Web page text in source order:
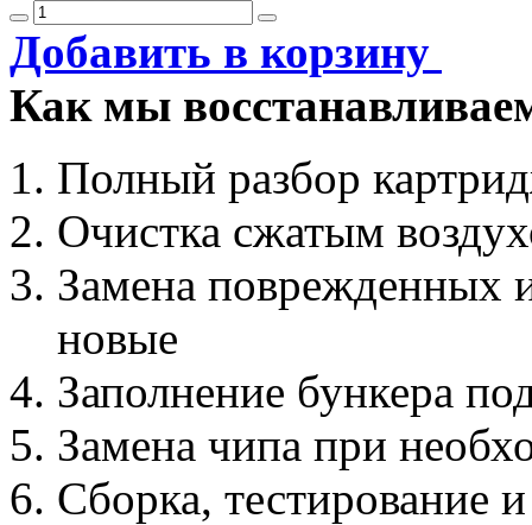
Добавить в корзину
Как мы
Полный разбор
Очистка сжатым
Замена поврежденных
новые
Заполнение бункера
Замена чипа при
Сборка, тестирование